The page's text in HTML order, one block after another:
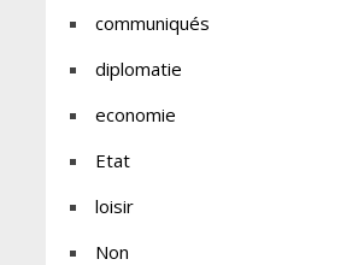
communiqués
diplomatie
economie
Etat
loisir
Non